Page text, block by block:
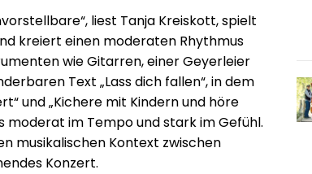
liest Tanja Kreiskott, spielt
kreiert einen moderaten Rhythmus
wie Gitarren, einer Geyerleier
Text „Lass dich fallen“, in dem
und „Kichere mit Kindern und höre
moderat im Tempo und stark im Gefühl.
musikalischen Kontext zwischen
Konzert.